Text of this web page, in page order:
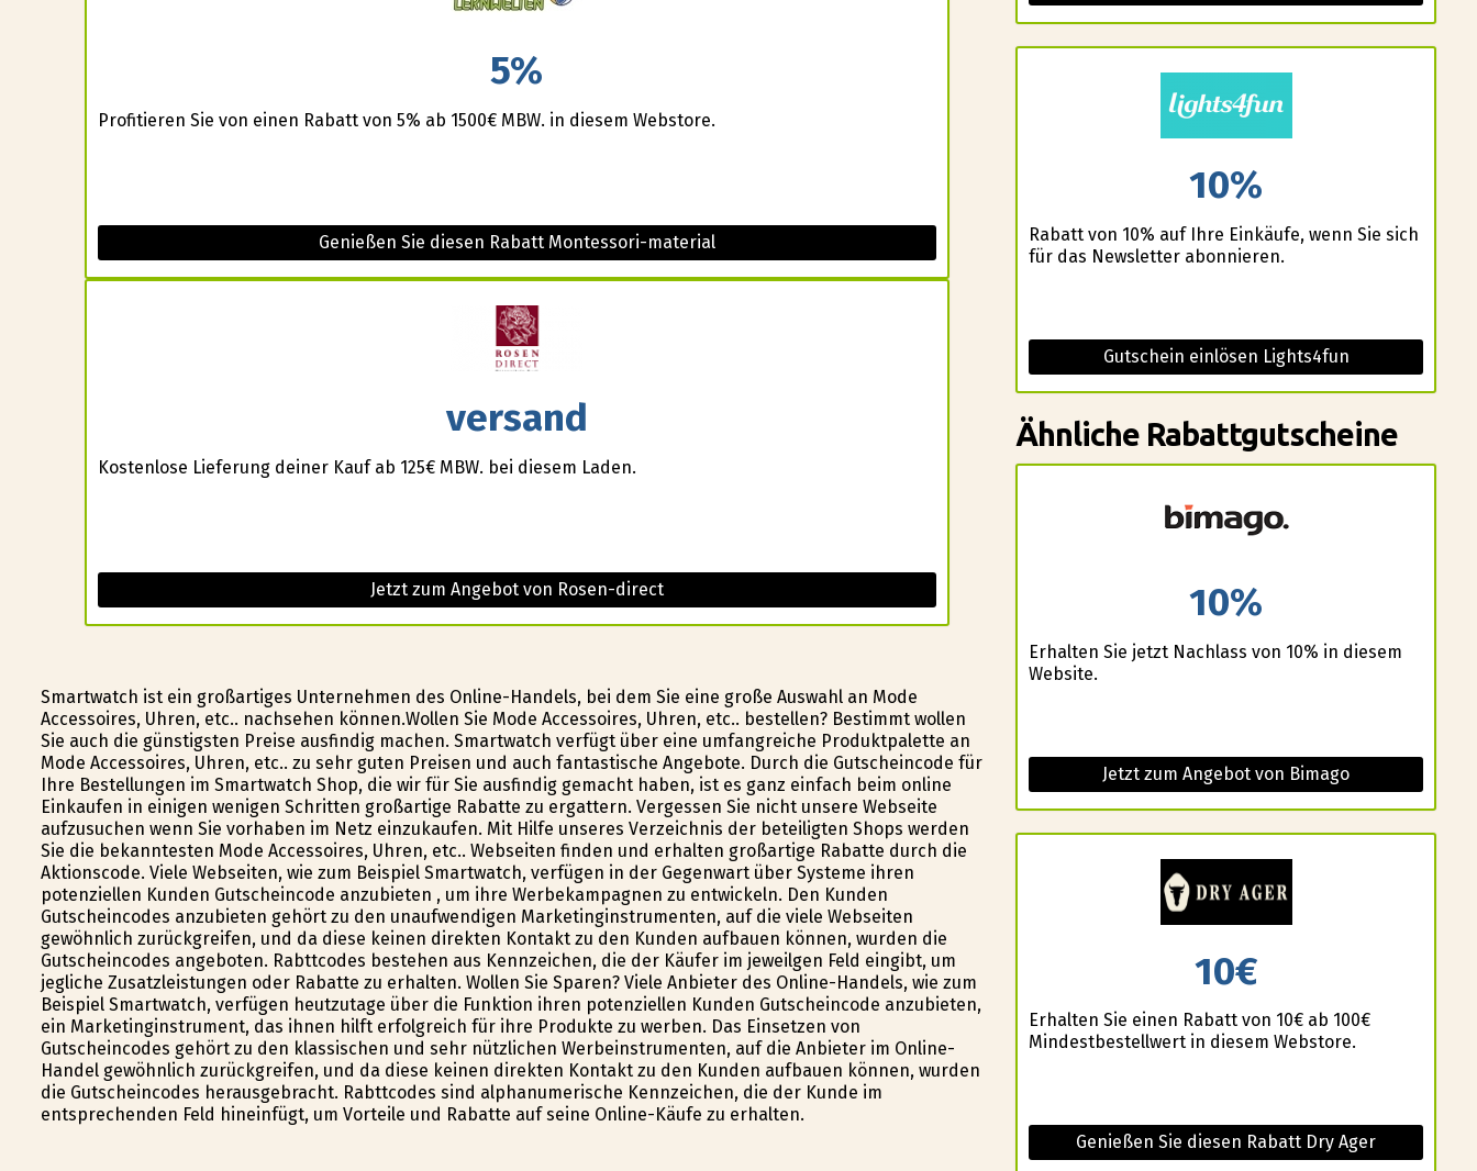
5%
Profitieren Sie von einen Rabatt von 5% ab 1500€ MBW. in diesem Webstore.
Genießen Sie diesen Rabatt Montessori-material
versand
Kostenlose Lieferung deiner Kauf ab 125€ MBW. bei diesem Laden.
Jetzt zum Angebot von Rosen-direct
Smartwatch ist ein großartiges Unternehmen des Online-Handels, bei dem Sie eine große Auswahl an Mode
Accessoires, Uhren, etc.. nachsehen können.Wollen Sie Mode Accessoires, Uhren, etc.. bestellen? Bestimmt wollen
Sie auch die günstigsten Preise ausfindig machen. Smartwatch verfügt über eine umfangreiche Produktpalette an
Mode Accessoires, Uhren, etc.. zu sehr guten Preisen und auch fantastische Angebote. Durch die Gutscheincode für
Ihre Bestellungen im Smartwatch Shop, die wir für Sie ausfindig gemacht haben, ist es ganz einfach beim online
Einkaufen in einigen wenigen Schritten großartige Rabatte zu ergattern. Vergessen Sie nicht unsere Webseite
aufzusuchen wenn Sie vorhaben im Netz einzukaufen. Mit Hilfe unseres Verzeichnis der beteiligten Shops werden
Sie die bekanntesten Mode Accessoires, Uhren, etc.. Webseiten finden und erhalten großartige Rabatte durch die
Aktionscode. Viele Webseiten, wie zum Beispiel Smartwatch, verfügen in der Gegenwart über Systeme ihren
potenziellen Kunden Gutscheincode anzubieten , um ihre Werbekampagnen zu entwickeln. Den Kunden
Gutscheincodes anzubieten gehört zu den unaufwendigen Marketinginstrumenten, auf die viele Webseiten
gewöhnlich zurückgreifen, und da diese keinen direkten Kontakt zu den Kunden aufbauen können, wurden die
Gutscheincodes angeboten. Rabttcodes bestehen aus Kennzeichen, die der Käufer im jeweilgen Feld eingibt, um
jegliche Zusatzleistungen oder Rabatte zu erhalten. Wollen Sie Sparen? Viele Anbieter des Online-Handels, wie zum
Beispiel Smartwatch, verfügen heutzutage über die Funktion ihren potenziellen Kunden Gutscheincode anzubieten,
ein Marketinginstrument, das ihnen hilft erfolgreich für ihre Produkte zu werben. Das Einsetzen von
Gutscheincodes gehört zu den klassischen und sehr nützlichen Werbeinstrumenten, auf die Anbieter im Online-
Handel gewöhnlich zurückgreifen, und da diese keinen direkten Kontakt zu den Kunden aufbauen können, wurden
die Gutscheincodes herausgebracht. Rabttcodes sind alphanumerische Kennzeichen, die der Kunde im
entsprechenden Feld hineinfügt, um Vorteile und Rabatte auf seine Online-Käufe zu erhalten.
10%
Rabatt von 10% auf Ihre Einkäufe, wenn Sie sich
für das Newsletter abonnieren.
Gutschein einlösen Lights4fun
Ähnliche Rabattgutscheine
10%
Erhalten Sie jetzt Nachlass von 10% in diesem
Website.
Jetzt zum Angebot von Bimago
10€
Erhalten Sie einen Rabatt von 10€ ab 100€
Mindestbestellwert in diesem Webstore.
Genießen Sie diesen Rabatt Dry Ager